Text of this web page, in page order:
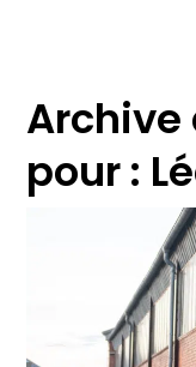
Archive
pour :